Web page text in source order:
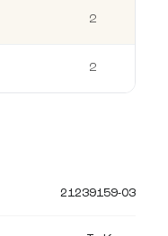
2
2
21239159-03